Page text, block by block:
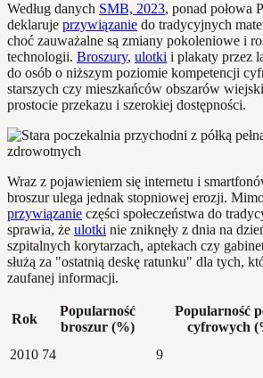
Według danych SMB, 2023, ponad połowa
deklaruje przywiązanie do tradycyjnych
choć zauważalne są zmiany pokoleniowe i
technologii. Broszury, ulotki i plakaty przez
do osób o niższym poziomie kompetencji
starszych czy mieszkańców obszarów
prostocie przekazu i szerokiej dostępności.
Wraz z pojawieniem się internetu i
broszur ulega jednak stopniowej erozji.
przywiązanie części społeczeństwa do
sprawia, że ulotki nie zniknęły z dnia na
szpitalnych korytarzach, aptekach czy
służą za "ostatnią deskę ratunku" dla tych,
zaufanej informacji.
Rok
Popularność
broszur (%)
Popularność
cyfrowych
2010 74 9